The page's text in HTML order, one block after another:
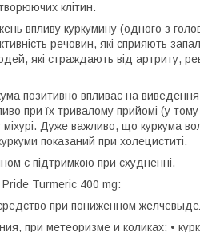
клітин.
впливу куркумину (одного з
речовин, які сприяють
які страждають від артриту,
позитивно впливає на
при їх тривалому прийомі (у
Дуже важливо, що куркума
показаний при холециститі.
є підтримкою при схудненні.
Turmeric 400 mg:
при пониженном
при метеоризме и коликах; •